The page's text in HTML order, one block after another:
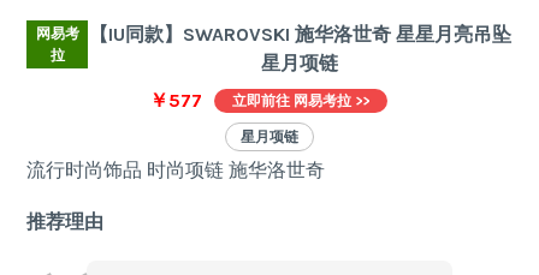
网易考
拉
【IU同款】SWAROVSKI 施华洛世奇 星星月亮吊坠
星月项链
￥577
立即前往 网易考拉 >>
星月项链
流行时尚饰品 时尚项链 施华洛世奇
推荐理由